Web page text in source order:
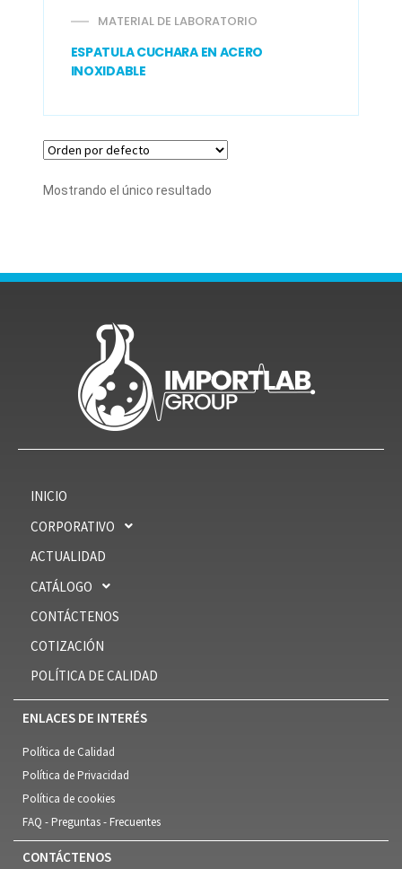
MATERIAL DE LABORATORIO
ESPATULA CUCHARA EN ACERO
INOXIDABLE
Mostrando el único resultado
INICIO
CORPORATIVO
ACTUALIDAD
CATÁLOGO
CONTÁCTENOS
COTIZACIÓN
POLÍTICA DE CALIDAD
ENLACES DE INTERÉS
Política de Calidad
Política de Privacidad
Política de cookies
FAQ - Preguntas - Frecuentes
CONTÁCTENOS